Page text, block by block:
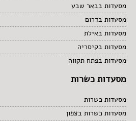
מסעדות בבאר שבע
מסעדות בדרום
מסעדות באילת
מסעדות בקיסריה
מסעדות בפתח תקווה
מסעדות כשרות
מסעדות כשרות
מסעדות כשרות בצפון